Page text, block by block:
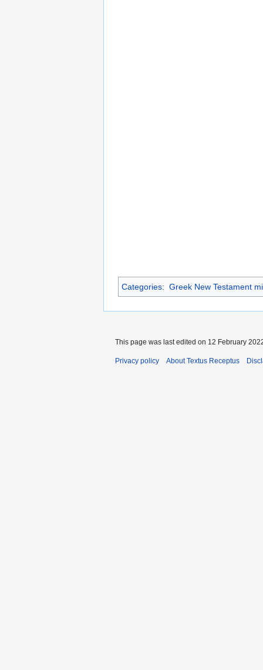
Categories: Greek New Testament
This page was last edited on 12 February
Privacy policy About Textus Receptus